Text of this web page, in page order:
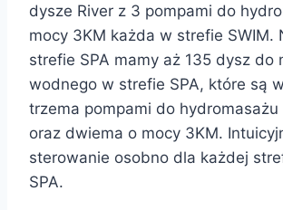
dysze River z 3 pompami do
mocy 3KM każda w strefie SWIM.
strefie SPA mamy aż 135 dysz do
wodnego w strefie SPA, które są
trzema pompami do hydromasażu
oraz dwiema o mocy 3KM.
sterowanie osobno dla każdej
SPA.